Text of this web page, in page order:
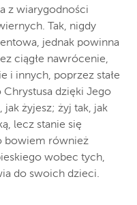
z wiarygodności
Tak, nigdy
jednak powinna
ciągłe nawrócenie,
i innych, poprzez stałe
dzięki Jego
jak żyjesz; żyj tak, jak
lecz stanie się
bowiem również
wobec tych,
do swoich dzieci.